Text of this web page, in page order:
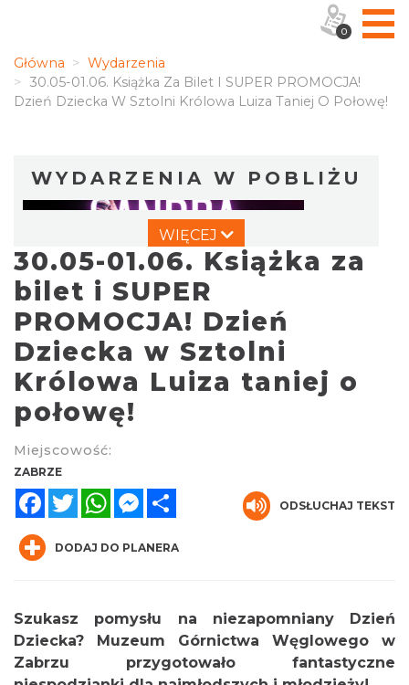
Główna
Wydarzenia
30.05-01.06. Książka Za Bilet I SUPER PROMOCJA!
Dzień Dziecka W Sztolni Królowa Luiza Taniej O Połowę!
WYDARZENIA W POBLIŻU
Koncert Sandry w Gliwicach
Gliwice
2026-10-16
6.09 km
Dzień Kartofla w chorzowskim skansenie
WIĘCEJ
30.05-01.06. Książka za
bilet i SUPER
PROMOCJA! Dzień
Dziecka w Sztolni
Królowa Luiza taniej o
połowę!
Miejscowość:
ZABRZE
FacebookTwitterWhatsAppMessenger
ODSŁUCHAJ TEKST
DODAJ DO PLANERA
Szukasz pomysłu na niezapomniany Dzień
Dziecka? Muzeum Górnictwa Węglowego w
Zabrzu przygotowało fantastyczne
0